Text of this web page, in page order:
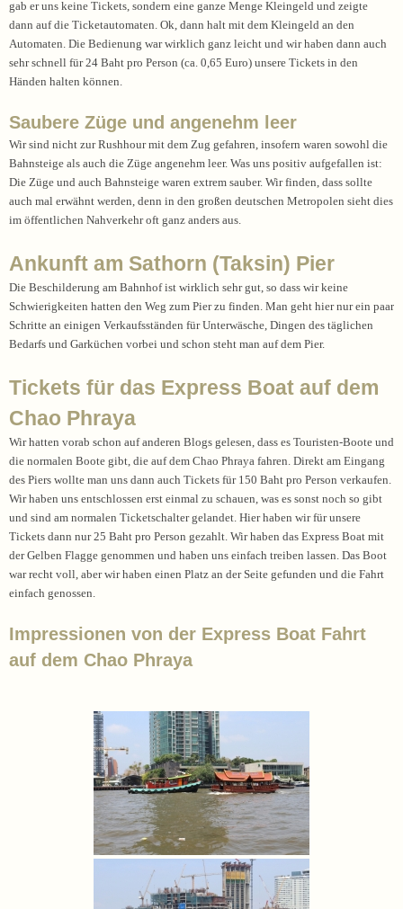
gab er uns keine Tickets, sondern eine ganze Menge Kleingeld und zeigte
dann auf die Ticketautomaten. Ok, dann halt mit dem Kleingeld an den
Automaten. Die Bedienung war wirklich ganz leicht und wir haben dann auch
sehr schnell für 24 Baht pro Person (ca. 0,65 Euro) unsere Tickets in den
Händen halten können.
Saubere Züge und angenehm leer
Wir sind nicht zur Rushhour mit dem Zug gefahren, insofern waren sowohl die
Bahnsteige als auch die Züge angenehm leer. Was uns positiv aufgefallen ist:
Die Züge und auch Bahnsteige waren extrem sauber. Wir finden, dass sollte
auch mal erwähnt werden, denn in den großen deutschen Metropolen sieht dies
im öffentlichen Nahverkehr oft ganz anders aus.
Ankunft am Sathorn (Taksin) Pier
Die Beschilderung am Bahnhof ist wirklich sehr gut, so dass wir keine
Schwierigkeiten hatten den Weg zum Pier zu finden. Man geht hier nur ein paar
Schritte an einigen Verkaufsständen für Unterwäsche, Dingen des täglichen
Bedarfs und Garküchen vorbei und schon steht man auf dem Pier.
Tickets für das Express Boat auf dem
Chao Phraya
Wir hatten vorab schon auf anderen Blogs gelesen, dass es Touristen-Boote und
die normalen Boote gibt, die auf dem Chao Phraya fahren. Direkt am Eingang
des Piers wollte man uns dann auch Tickets für 150 Baht pro Person verkaufen.
Wir haben uns entschlossen erst einmal zu schauen, was es sonst noch so gibt
und sind am normalen Ticketschalter gelandet. Hier haben wir für unsere
Tickets dann nur 25 Baht pro Person gezahlt. Wir haben das Express Boat mit
der Gelben Flagge genommen und haben uns einfach treiben lassen. Das Boot
war recht voll, aber wir haben einen Platz an der Seite gefunden und die Fahrt
einfach genossen.
Impressionen von der Express Boat Fahrt
auf dem Chao Phraya